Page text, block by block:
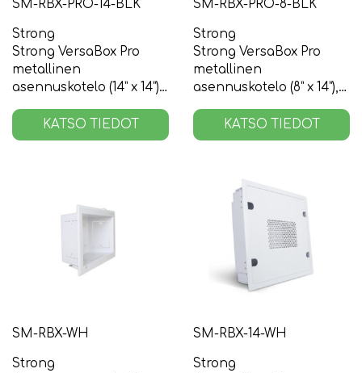
SM-RBX-PRO-14-BLK
Strong
Strong VersaBox Pro
metallinen
asennuskotelo (14” x 14”),
KATSO TIEDOT
SM-RBX-PRO-8-BLK
Strong
Strong VersaBox Pro
metallinen
asennuskotelo (8” x 14”),
KATSO TIEDOT
SM-RBX-WH
Strong
SM-RBX-14-WH
Strong